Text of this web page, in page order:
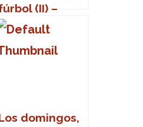
(II) –
domingos,